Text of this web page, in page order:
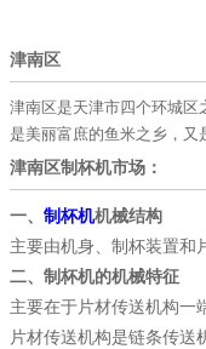
津南区
津南区是天津市四个环城区
是美丽富庶的鱼米之乡，又
津南区制杯机市场：
一、 制杯机机械结构
主要由机身、制杯装置和
二、制杯机的机械特征
主要在于片材传送机构一
片材传送机构是链条传送